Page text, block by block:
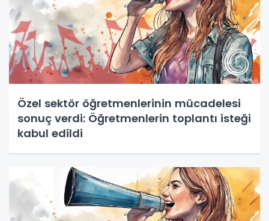
Özel sektör öğretmenlerinin mücadelesi
sonuç verdi: Öğretmenlerin toplantı isteği
kabul edildi